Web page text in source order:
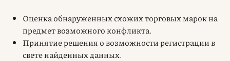
Оценка обнаруженных схожих торговых марок на
предмет возможного конфликта.
Принятие решения о возможности регистрации в
свете найденных данных.